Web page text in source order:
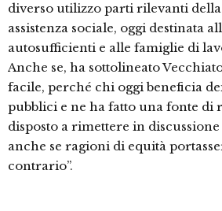
diverso utilizzo parti rilevanti della
assistenza sociale, oggi destinata
autosufficienti e alle famiglie di
Anche se, ha sottolineato
facile, perché chi oggi beneficia
pubblici e ne ha fatto una fonte di
disposto a rimettere in
anche se ragioni di equità
contrario”.